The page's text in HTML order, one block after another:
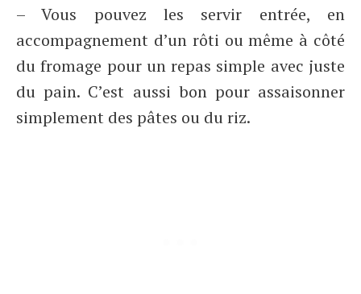
– Vous pouvez les servir entrée, en
accompagnement d’un rôti ou même à côté
du fromage pour un repas simple avec juste
du pain. C’est aussi bon pour assaisonner
simplement des pâtes ou du riz.